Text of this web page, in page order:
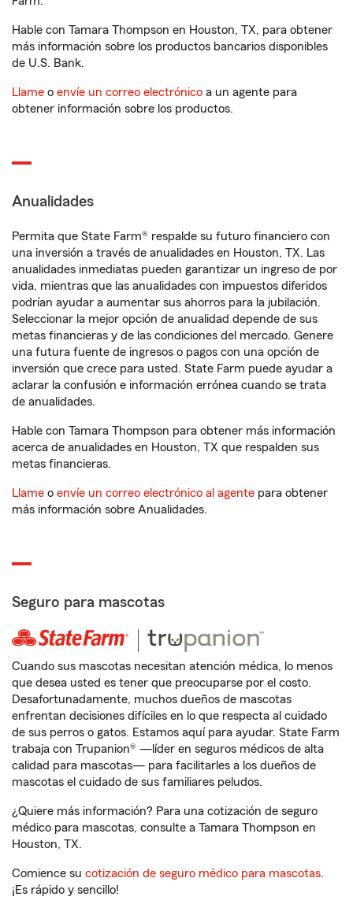
Hable con Tamara Thompson en Houston, TX, para obtener
más información sobre los productos bancarios disponibles
de U.S. Bank.
Llame o envíe un correo electrónico a un agente para
obtener información sobre los productos.
Anualidades
Permita que State Farm® respalde su futuro financiero con
una inversión a través de anualidades en Houston, TX. Las
anualidades inmediatas pueden garantizar un ingreso de por
vida, mientras que las anualidades con impuestos diferidos
podrían ayudar a aumentar sus ahorros para la jubilación.
Seleccionar la mejor opción de anualidad depende de sus
metas financieras y de las condiciones del mercado. Genere
una futura fuente de ingresos o pagos con una opción de
inversión que crece para usted. State Farm puede ayudar a
aclarar la confusión e información errónea cuando se trata
de anualidades.
Hable con Tamara Thompson para obtener más información
acerca de anualidades en Houston, TX que respalden sus
metas financieras.
Llame o envíe un correo electrónico al agente para obtener
más información sobre Anualidades.
Seguro para mascotas
Cuando sus mascotas necesitan atención médica, lo menos
que desea usted es tener que preocuparse por el costo.
Desafortunadamente, muchos dueños de mascotas
enfrentan decisiones difíciles en lo que respecta al cuidado
de sus perros o gatos. Estamos aquí para ayudar. State Farm
trabaja con Trupanion® —líder en seguros médicos de alta
calidad para mascotas— para facilitarles a los dueños de
mascotas el cuidado de sus familiares peludos.
¿Quiere más información? Para una cotización de seguro
médico para mascotas, consulte a Tamara Thompson en
Houston, TX.
Comience su cotización de seguro médico para mascotas.
¡Es rápido y sencillo!